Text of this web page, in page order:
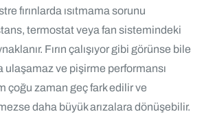
fırınlarda ısıtmama sorunu
termostat veya fan sistemindeki
Fırın çalışıyor gibi görünse bile
ulaşamaz ve pişirme performansı
çoğu zaman geç fark edilir ve
daha büyük arızalara dönüşebilir.